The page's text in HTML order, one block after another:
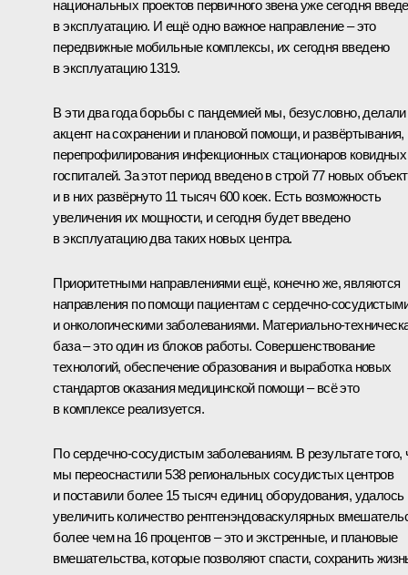
национальных проектов первичного звена уже сегодня
в эксплуатацию. И ещё одно важное направление – это
передвижные мобильные комплексы, их сегодня введено
в эксплуатацию 1319.
В эти два года борьбы с пандемией мы, безусловно, делали
акцент на сохранении и плановой помощи, и развёртывания,
перепрофилирования инфекционных стационаров ковидных
госпиталей. За этот период введено в строй 77 новых
и в них развёрнуто 11 тысяч 600 коек. Есть возможность
увеличения их мощности, и сегодня будет введено
в эксплуатацию два таких новых центра.
Приоритетными направлениями ещё, конечно же, являются
направления по помощи пациентам с сердечно-
и онкологическими заболеваниями. Материально-
база – это один из блоков работы. Совершенствование
технологий, обеспечение образования и выработка новых
стандартов оказания медицинской помощи – всё это
в комплексе реализуется.
По сердечно-сосудистым заболеваниям. В результате того,
мы переоснастили 538 региональных сосудистых центров
и поставили более 15 тысяч единиц оборудования, удалось
увеличить количество рентгенэндоваскулярных
более чем на 16 процентов – это и экстренные, и плановые
вмешательства, которые позволяют спасти, сохранить